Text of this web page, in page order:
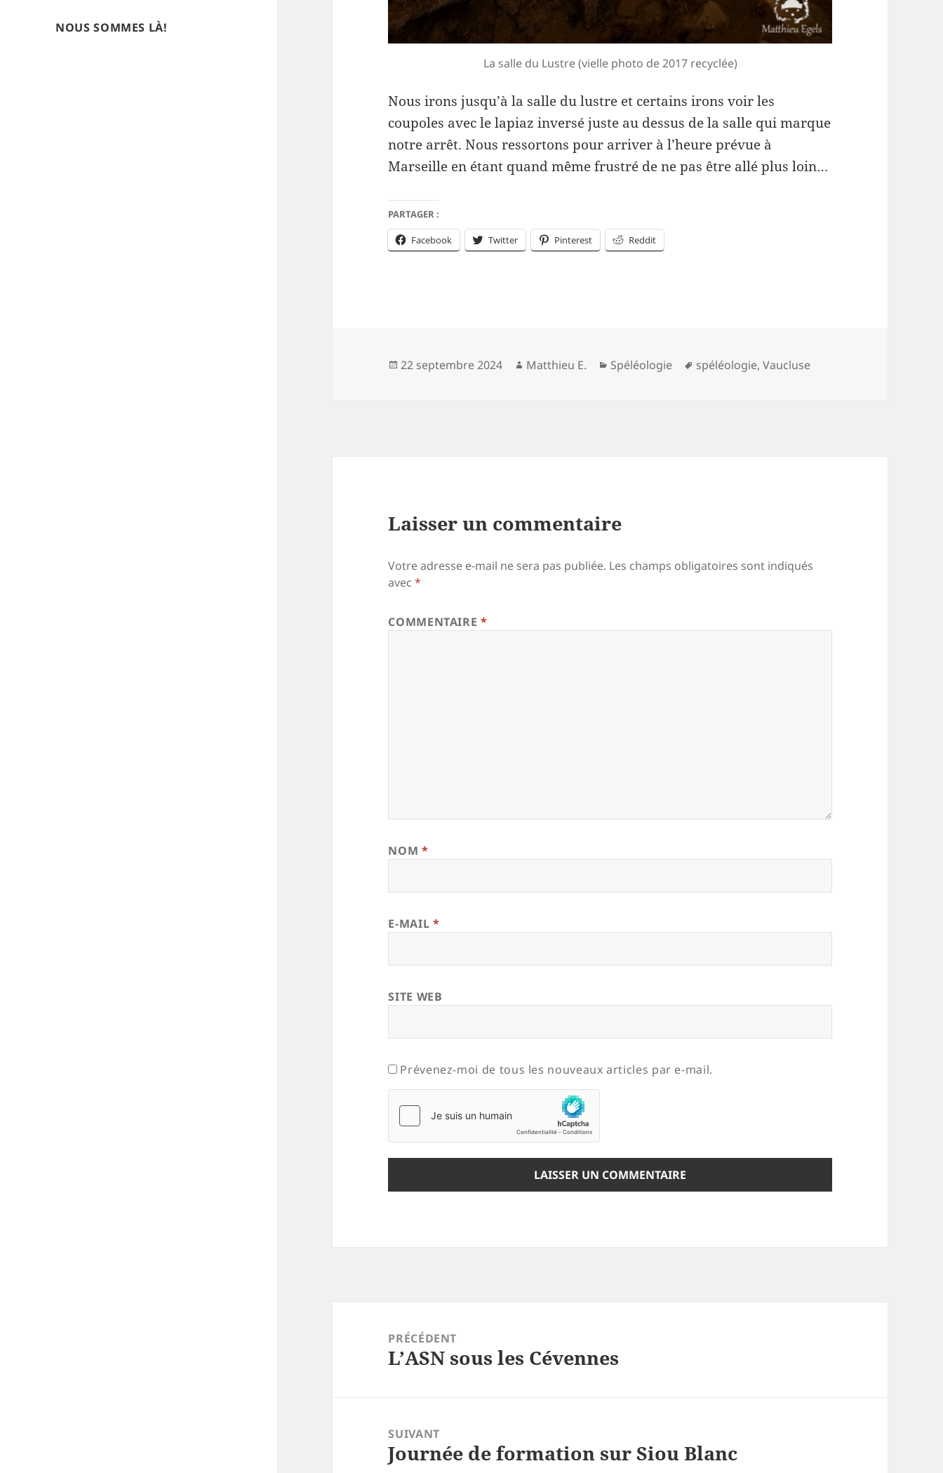
NOUS SOMMES LÀ!
La salle du Lustre (vielle photo de 2017 recyclée)
Nous irons jusqu’à la salle du lustre et certains irons voir les
coupoles avec le lapiaz inversé juste au dessus de la salle qui marque
notre arrêt. Nous ressortons pour arriver à l’heure prévue à
Marseille en étant quand même frustré de ne pas être allé plus loin…
PARTAGER :
Facebook Twitter Pinterest Reddit
Publié
22 septembre 2024 Auteur
Matthieu E. Catégories
Spéléologie
Mots-
spéléologie,Vaucluse
Laisser un commentaire
Votre adresse e-mail ne sera pas publiée. Les champs obligatoires sont indiqués
avec*
COMMENTAIRE*
NOM *
E-MAIL *
SITE WEB
Prévenez-moi de tous les nouveaux articles par e-mail.
PRÉCÉDENT
Article
L’ASN sous les Cévennes
SUIVANT
Article
Journée de formation sur Siou Blanc